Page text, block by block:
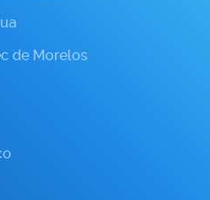
de Morelos